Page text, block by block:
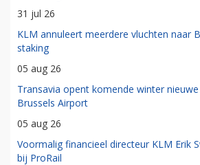
31 jul 26
KLM annuleert meerdere vluchten naar
staking
05 aug 26
Transavia opent komende winter
Brussels Airport
05 aug 26
Voormalig financieel directeur KLM Erik
bij ProRail